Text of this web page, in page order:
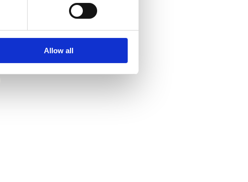
Allow all